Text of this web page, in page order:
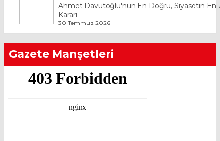
Ahmet Davutoğlu'nun En Doğru, Siyasetin En
Kararı
30 Temmuz 2026
Gazete Manşetleri